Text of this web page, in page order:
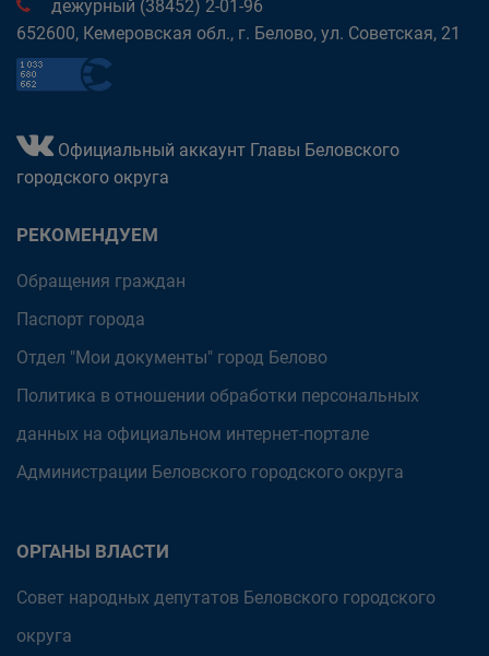
дежурный (38452) 2-01-96
652600, Кемеровская обл., г. Белово, ул. Советская, 21
Официальный аккаунт Главы Беловского
городского округа
РЕКОМЕНДУЕМ
Обращения граждан
Паспорт города
Отдел "Мои документы" город Белово
Политика в отношении обработки персональных
данных на официальном интернет-портале
Администрации Беловского городского округа
ОРГАНЫ ВЛАСТИ
Совет народных депутатов Беловского городского
округа